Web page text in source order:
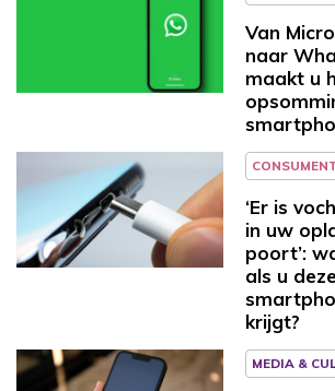
Van
naar
maakt u
‘Er is
in uw
poort’:
als u
krijgt?
MEDIA &